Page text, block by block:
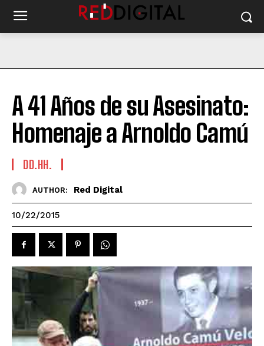
A 41 Años de su Asesinato:
Homenaje a Arnoldo Camú
DD.HH.
AUTHOR: Red Digital
10/22/2015